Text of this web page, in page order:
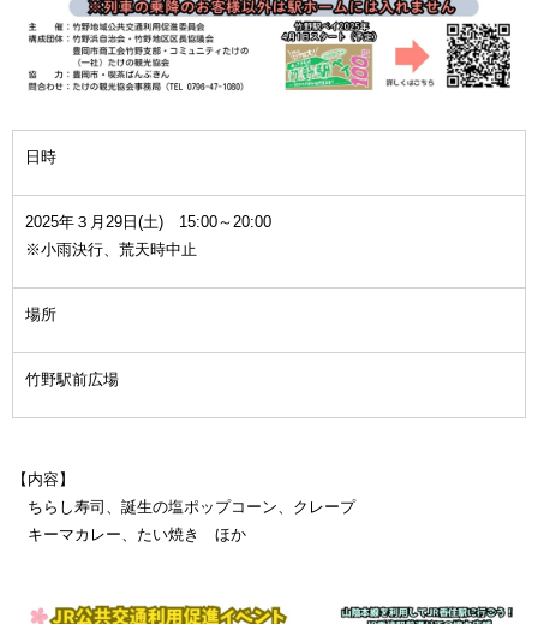
日時
2025年３月29日(土) 15:00～20:00
※小雨決行、荒天時中止
場所
竹野駅前広場
【内容】
ちらし寿司、誕生の塩ポップコーン、クレープ
キーマカレー、たい焼き ほか